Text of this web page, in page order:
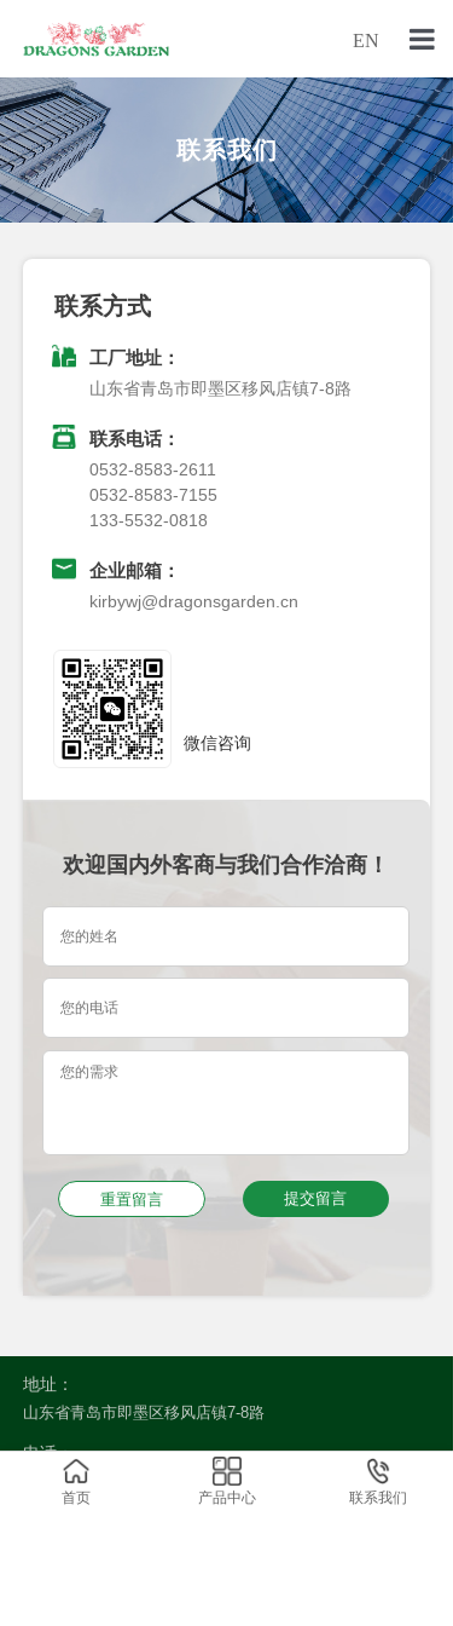
EN
联系我们
欢迎国内外客商与我们合作洽商！
联系方式
工厂地址：
山东省青岛市即墨区移风店镇7-8路
联系电话：
0532-8583-2611
0532-8583-7155
133-5532-0818
企业邮箱：
kirbywj@dragonsgarden.cn
微信咨询
地址：
山东省青岛市即墨区移风店镇7-8路
电话：
0532-8583-2611
0532-8583-7155
首页 产品中心 联系我们